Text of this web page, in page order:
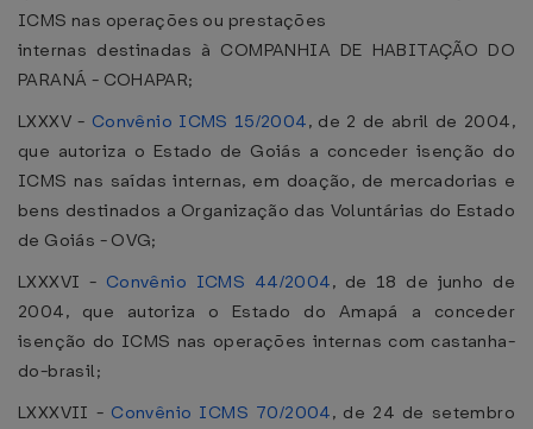
ICMS nas operações ou prestações
internas destinadas à COMPANHIA DE HABITAÇÃO DO
PARANÁ - COHAPAR;
LXXXV - Convênio ICMS 15/2004, de 2 de abril de 2004,
que autoriza o Estado de Goiás a conceder isenção do
ICMS nas saídas internas, em doação, de mercadorias e
bens destinados a Organização das Voluntárias do Estado
de Goiás - OVG;
LXXXVI - Convênio ICMS 44/2004, de 18 de junho de
2004, que autoriza o Estado do Amapá a conceder
isenção do ICMS nas operações internas com castanha-
do-brasil;
LXXXVII - Convênio ICMS 70/2004, de 24 de setembro